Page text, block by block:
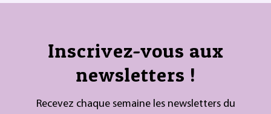
Inscrivez-vous aux
newsletters !
Recevez chaque semaine les newsletters du